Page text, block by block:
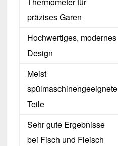
präzises Garen
Hochwertiges, modernes
Design
Meist
spülmaschinengeeignete
Teile
Sehr gute Ergebnisse
bei Fisch und Fleisch